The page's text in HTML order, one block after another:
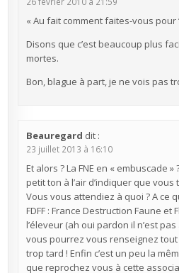
« Au fait comment faites-vous pour
Disons que c’est beaucoup plus
mortes.
Bon, blague à part, je ne vois pas
Beauregard dit :
23 juillet 2013 à 16:10
Et alors ? La FNE en « embuscade »
petit ton à l’air d’indiquer que
Vous vous attendiez à quoi ? A ce
FDFF : France Destruction Faune et
l’éleveur (ah oui pardon il n’est
vous pourrez vous renseignez tout
trop tard ! Enfin c’est un peu la
que reprochez vous à cette